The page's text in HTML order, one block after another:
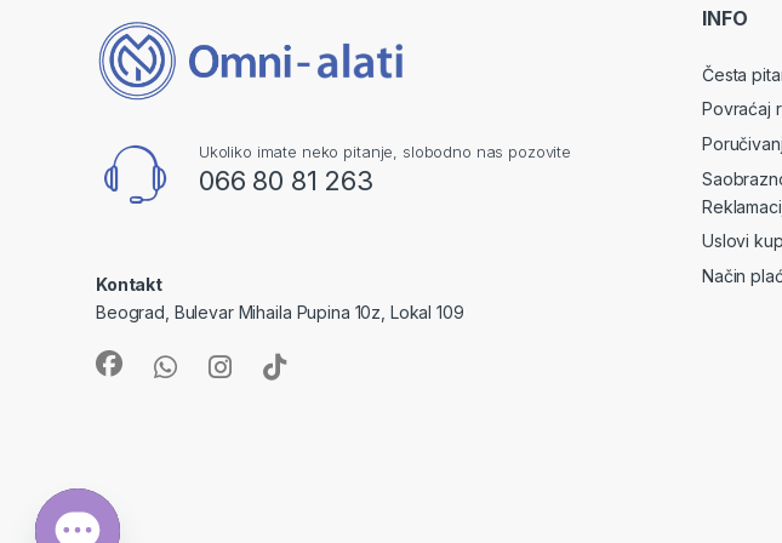
Ukoliko imate neko pitanje, slobodno nas pozovite
066 80 81 263
Kontakt
Beograd, Bulevar Mihaila Pupina 10z, Lokal 109
INFO
Česta
Povraćaj
Uslovi
Način